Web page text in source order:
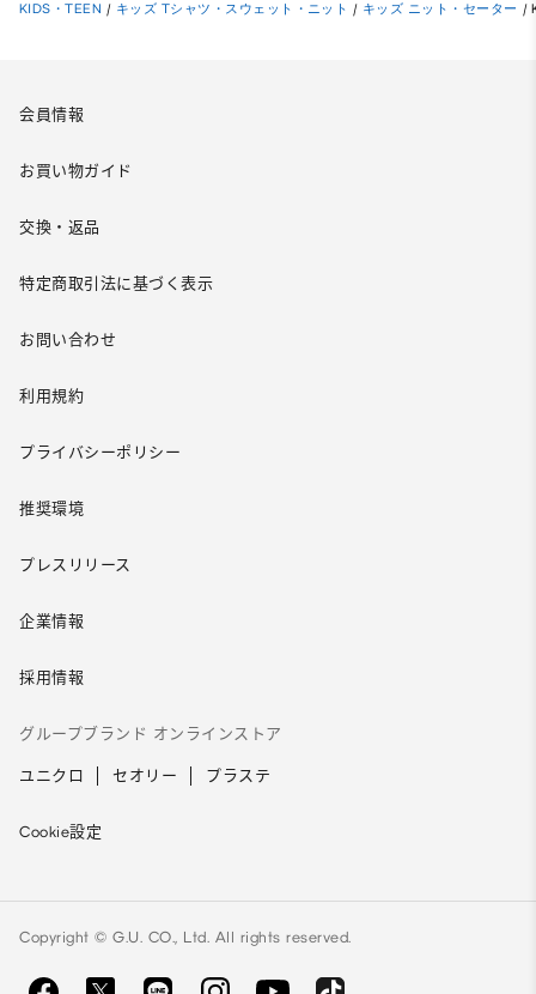
KIDS・TEEN / キッズ Tシャツ・スウェット・ニット / キッズ ニット・セーター /
会員情報
お買い物ガイド
交換・返品
特定商取引法に基づく表示
お問い合わせ
利用規約
プライバシーポリシー
推奨環境
プレスリリース
企業情報
採用情報
グループブランド オンラインストア
ユニクロ セオリー プラステ
Cookie設定
Copyright © G.U. CO., Ltd. All rights reserved.